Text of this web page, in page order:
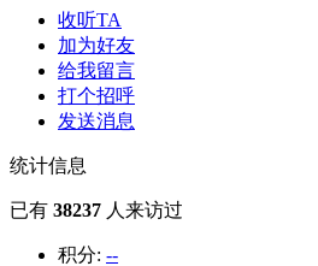
收听TA
加为好友
给我留言
打个招呼
发送消息
统计信息
已有 38237 人来访过
积分: --